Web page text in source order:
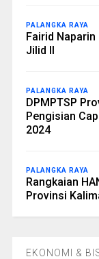
PALANGKA RAYA
Fairid
Jilid II
PALANGKA RAYA
DPMPTSP
Pengisian
2024
PALANGKA RAYA
Rangkaian
Provinsi
EKONOMI &